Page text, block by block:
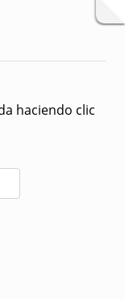
haciendo clic